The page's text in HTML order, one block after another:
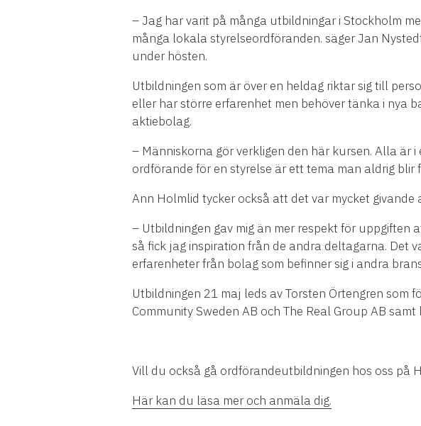
– Jag har varit på många utbildningar i Stockholm
många lokala styrelseordföranden. säger Jan
under hösten.
Utbildningen som är över en heldag riktar sig till
eller har större erfarenhet men behöver tänka i nya
aktiebolag.
– Människorna gör verkligen den här kursen. Alla är
ordförande för en styrelse är ett tema man aldrig blir
Ann Holmlid tycker också att det var mycket
– Utbildningen gav mig än mer respekt för uppgiften
så fick jag inspiration från de andra deltagarna. Det
erfarenheter från bolag som befinner sig i andra
Utbildningen 21 maj leds av Torsten Örtengren som
Community Sweden AB och The Real Group AB
Vill du också gå ordförandeutbildningen hos oss på
Här kan du läsa mer och anmäla dig.